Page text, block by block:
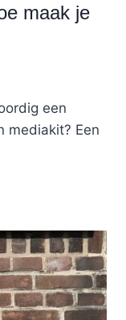
maak je
een
mediakit? Een